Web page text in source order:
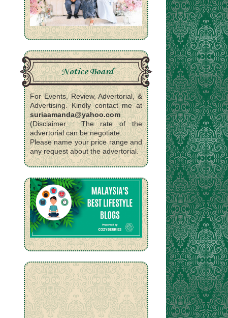
Notice Board
For Events, Review, Advertorial, &
Advertising. Kindly contact me at
suriaamanda@yahoo.com
(Disclaimer : The rate of the
advertorial can be negotiate.
Please name your price range and
any request about the advertorial.